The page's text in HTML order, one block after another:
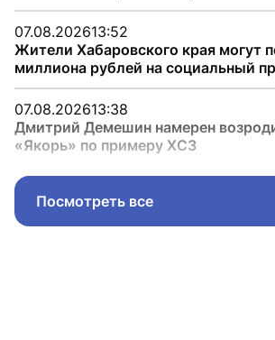
07.08.202613:52
Жители Хабаровского края могут
миллиона рублей на социальный
07.08.202613:38
Дмитрий Демешин намерен
«Якорь» по примеру ХСЗ
Посмотреть все